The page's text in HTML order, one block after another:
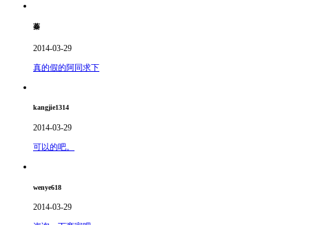
蓁
2014-03-29
真的假的阿同求下
kangjie1314
2014-03-29
可以的吧。
wenye618
2014-03-29